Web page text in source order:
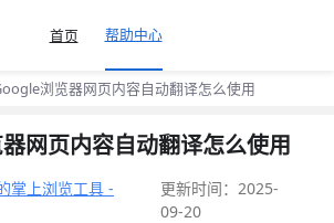
首页 帮助中心
浏览器网页内容自动翻译怎么使用
网页内容自动翻译怎么使用
掌上浏览工具 -
更新时间：2025-
09-20